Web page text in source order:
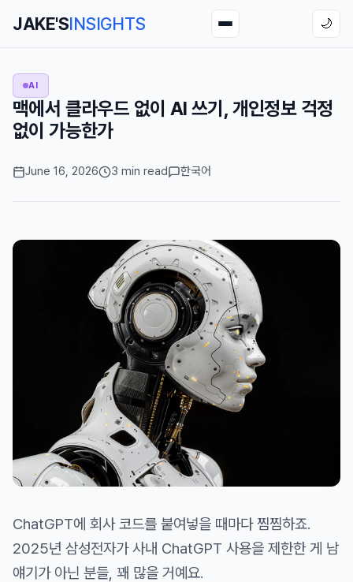
JAKE'SINSIGHTS 🌙
AI
맥에서 클라우드 없이 AI 쓰기, 개인정보 걱정
없이 가능한가
June 16, 2026 3 min read 한국어
ChatGPT에 회사 코드를 붙여넣을 때마다 찜찜하죠.
2025년 삼성전자가 사내 ChatGPT 사용을 제한한 게 남
얘기가 아닌 분들, 꽤 많을 거예요.